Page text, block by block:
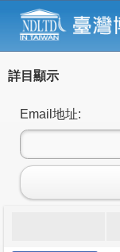
詳目顯示
Email地址: